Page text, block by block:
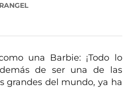
una Barbie: ¡Todo lo
de ser una de las
grandes del mundo, ya ha